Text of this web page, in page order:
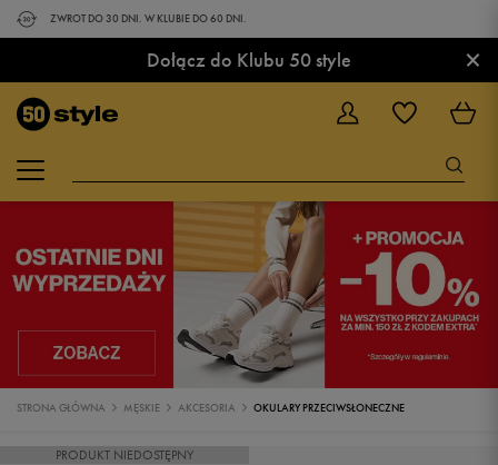
ZWROT DO 30 DNI. W KLUBIE DO 60 DNI.
Dołącz do Klubu 50 style ×
STRONA GŁÓWNA MĘSKIE AKCESORIA OKULARY PRZECIWSŁONECZNE
PRODUKT NIEDOSTĘPNY